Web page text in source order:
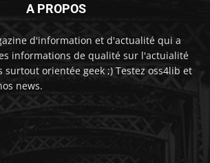
A PROPOS
d'information et d'actualité qui a
informations de qualité sur l'actuialité
surtout orientée geek ;) Testez oss4lib et
news.